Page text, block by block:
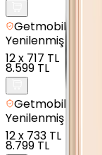
Getmobil
Yenilenmiş
12x 717 TL
8.599 TL
Getmobil
Yenilenmiş
12x 733 TL
8.799 TL